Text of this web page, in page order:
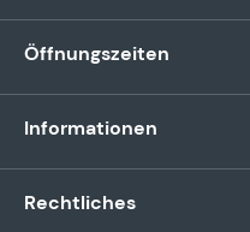
Öffnungszeiten
Informationen
Rechtliches